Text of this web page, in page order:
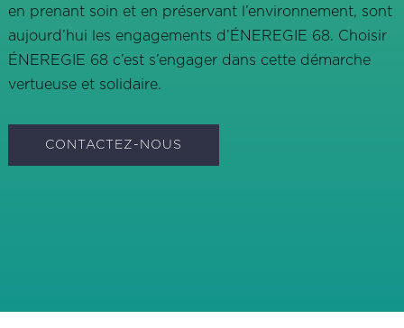
en prenant soin et en préservant l’environnement, sont
aujourd’hui les engagements d’ÉNEREGIE 68. Choisir
ÉNEREGIE 68 c’est s’engager dans cette démarche
vertueuse et solidaire.
CONTACTEZ-NOUS